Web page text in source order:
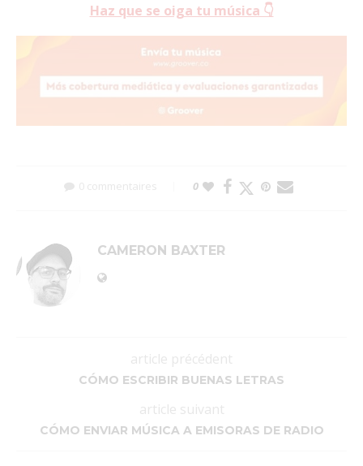
Haz que se oiga tu música 👇
0 commentaires 0
CAMERON BAXTER
article précédent
CÓMO ESCRIBIR BUENAS LETRAS
article suivant
CÓMO ENVIAR MÚSICA A EMISORAS DE RADIO